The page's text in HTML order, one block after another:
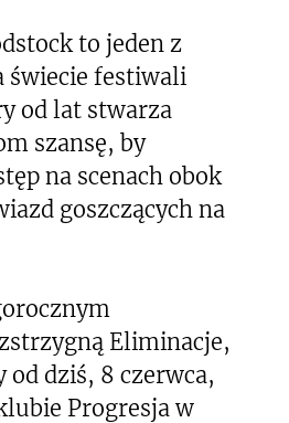
to jeden z
świecie festiwali
od lat stwarza
szansę, by
na scenach obok
goszczących na
Eliminacje,
od dziś, 8 czerwca,
Progresja w